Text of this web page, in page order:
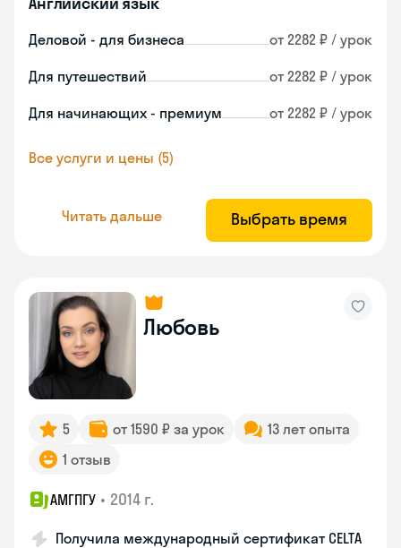
Деловой - для бизнеса от 2282 ₽ / урок
Для путешествий от 2282 ₽ / урок
Для начинающих - премиум от 2282 ₽ / урок
Все услуги и цены (5)
Читать дальше Выбрать время
Любовь
5 от 1590 ₽ за урок
13 лет опыта
1 отзыв
АМГПГУ • 2014 г.
Получила международный сертификат CELTA